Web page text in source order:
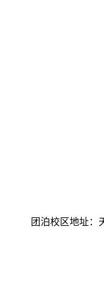
团泊校区地址：